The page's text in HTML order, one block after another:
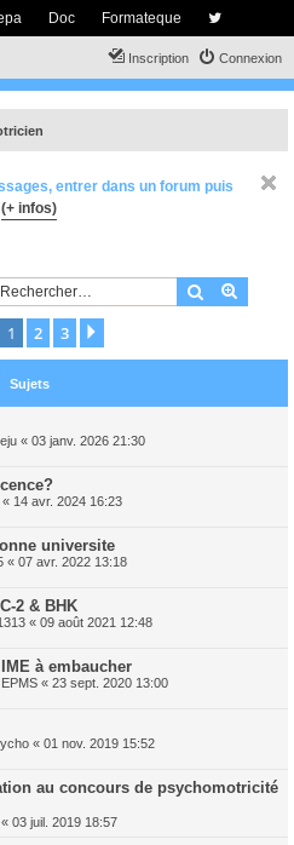
Doc Formateque
Connexion
Inscription
entrer dans un forum puis
(+ infos)
Rechercher
1 2 3
Sujets
« 03 janv. 2026 21:30
« 14 avr. 2024 16:23
universite
« 07 avr. 2022 13:18
2 & BHK
« 09 août 2021 12:48
à embaucher
« 23 sept. 2020 13:00
« 01 nov. 2019 15:52
au concours de psychomotricité
« 03 juil. 2019 18:57